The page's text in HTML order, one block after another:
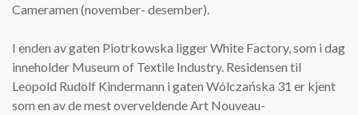
Cameramen (november- desember).
I enden av gaten Piotrkowska ligger White Factory, som i dag
inneholder Museum of Textile Industry. Residensen til
Leopold Rudolf Kindermann i gaten Wólczańska 31 er kjent
som en av de mest overveldende Art Nouveau-